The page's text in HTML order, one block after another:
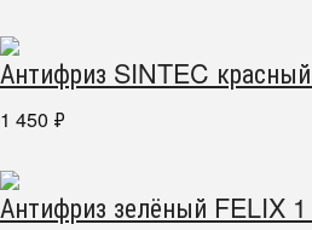
Антифриз SINTEC
1 450 ₽
Антифриз зелёный FELIX